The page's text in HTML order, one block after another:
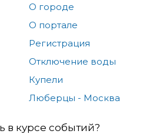
О городе
О портале
Регистрация
Отключение воды
Купели
Люберцы - Москва
в курсе событий?